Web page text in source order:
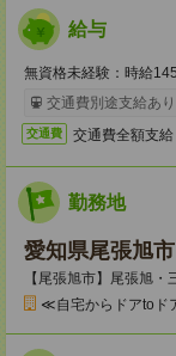
給与
無資格未経験：時給
交通費別途支給あり
交通費 交通費全額支給
勤務地
愛知県尾張旭市
【尾張旭市】尾張旭
≪自宅からドアtoド